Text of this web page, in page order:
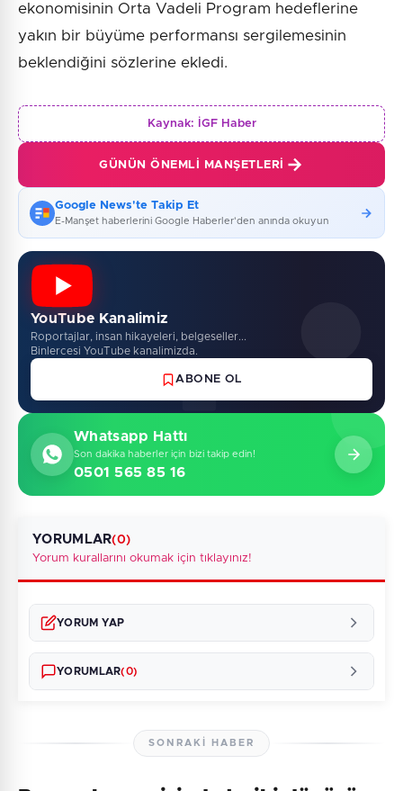
ekonomisinin Orta Vadeli Program hedeflerine
yakın bir büyüme performansı sergilemesinin
beklendiğini sözlerine ekledi.
Kaynak: İGF Haber
GÜNÜN ÖNEMLI MANŞETLERI
Google News'te Takip Et
E-Manşet haberlerini Google Haberler'den anında okuyun
YouTube Kanalimiz
Roportajlar, insan hikayeleri, belgeseller...
Binlercesi YouTube kanalimizda.
ABONE OL
Whatsapp Hattı
Son dakika haberler için bizi takip edin!
0501 565 85 16
YORUMLAR(0)
Yorum kurallarını okumak için tıklayınız!
YORUM YAP
YORUMLAR(0)
SONRAKI HABER